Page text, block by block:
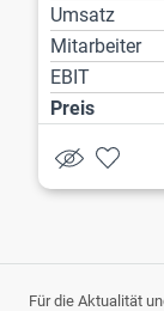
Umsatz
Mitarbeiter
EBIT
Preis
Für die Aktualität